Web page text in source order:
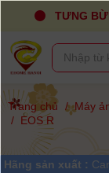
TƯNG
Trang chủ /Máy
/ EOS R
Hãng sản xuất :